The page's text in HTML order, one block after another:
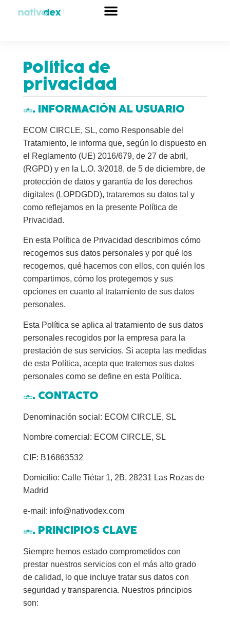
Política de
privacidad
1. INFORMACIÓN AL USUARIO
ECOM CIRCLE, SL, como Responsable del
Tratamiento, le informa que, según lo dispuesto en
el Reglamento (UE) 2016/679, de 27 de abril,
(RGPD) y en la L.O. 3/2018, de 5 de diciembre, de
protección de datos y garantía de los derechos
digitales (LOPDGDD), trataremos su datos tal y
como reflejamos en la presente Política de
Privacidad.
En esta Política de Privacidad describimos cómo
recogemos sus datos personales y por qué los
recogemos, qué hacemos con ellos, con quién los
compartimos, cómo los protegemos y sus
opciones en cuanto al tratamiento de sus datos
personales.
Esta Política se aplica al tratamiento de sus datos
personales recogidos por la empresa para la
prestación de sus servicios. Si acepta las medidas
de esta Política, acepta que tratemos sus datos
personales como se define en esta Política.
2. CONTACTO
Denominación social: ECOM CIRCLE, SL
Nombre comercial: ECOM CIRCLE, SL
CIF: B16863532
Domicilio: Calle Tiétar 1, 2B, 28231 Las Rozas de
Madrid
e-mail: info@nativodex.com
3. PRINCIPIOS CLAVE
Siempre hemos estado comprometidos con
prestar nuestros servicios con el más alto grado
de calidad, lo que incluye tratar sus datos con
seguridad y transparencia. Nuestros principios
son: